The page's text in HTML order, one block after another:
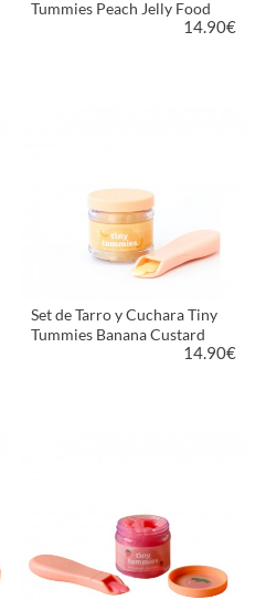
Tummies Peach Jelly Food
14.90€
Set de Tarro y Cuchara Tiny
Tummies Banana Custard
14.90€